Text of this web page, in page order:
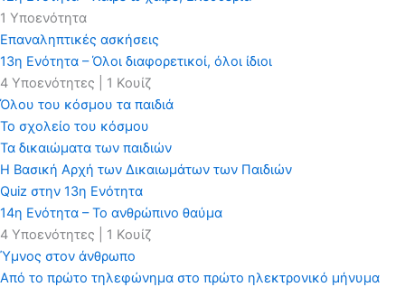
1 Υποενότητα
Επαναληπτικές ασκήσεις
13η Ενότητα – Όλοι διαφορετικοί, όλοι ίδιοι
4 Υποενότητες
1 Κουίζ
Όλου του κόσμου τα παιδιά
Το σχολείο του κόσμου
Τα δικαιώματα των παιδιών
Η Βασική Αρχή των Δικαιωμάτων των Παιδιών
Quiz στην 13η Ενότητα
14η Ενότητα – Το ανθρώπινο θαύμα
4 Υποενότητες
1 Κουίζ
Ύμνος στον άνθρωπο
Από το πρώτο τηλεφώνημα στο πρώτο ηλεκτρονικό μήνυμα